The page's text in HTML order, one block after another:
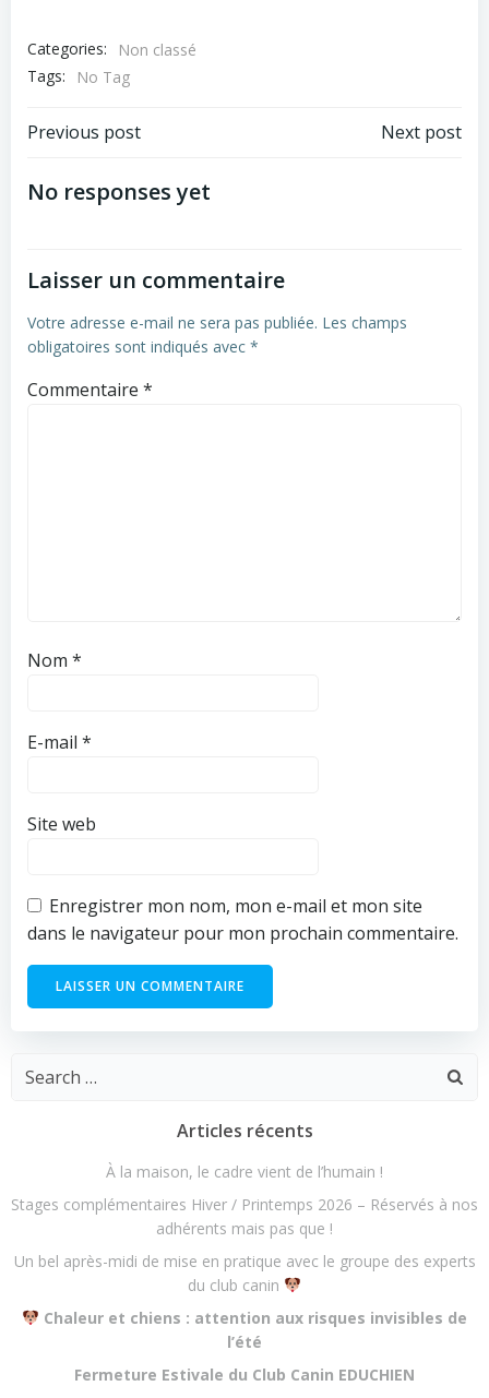
Categories:
Non classé
Tags:
No Tag
Navigation
de
Previous post
Navigation
Next post
No responses yet
Laisser un commentaire
Votre adresse e-mail ne sera pas publiée. Les champs
obligatoires sont indiqués avec *
Commentaire *
Nom *
E-mail *
Site web
Enregistrer mon nom, mon e-mail et mon site
dans le navigateur pour mon prochain commentaire.
Search
Articles récents
À la maison, le cadre vient de l’humain !
Stages complémentaires Hiver / Printemps 2026 – Réservés à nos
adhérents mais pas que !
Un bel après-midi de mise en pratique avec le groupe des experts
du club canin
Chaleur et chiens : attention aux risques invisibles de
l’été
Fermeture Estivale du Club Canin EDUCHIEN